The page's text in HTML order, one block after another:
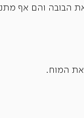
הבובה והם אף
את המוח.